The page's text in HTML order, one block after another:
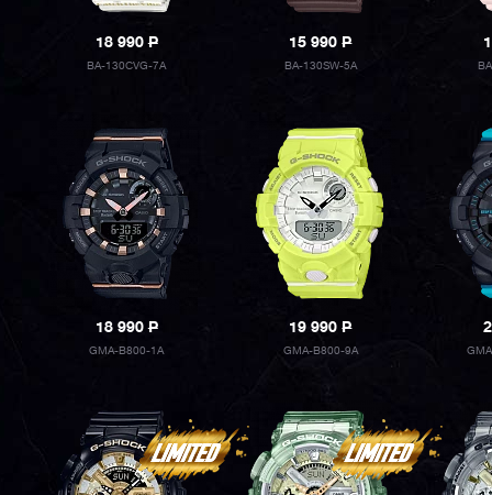
18 990P
BA-130CVG-7A
15 990P
BA-130SW-5A
18 990P
GMA-B800-1A
19 990P
GMA-B800-9A